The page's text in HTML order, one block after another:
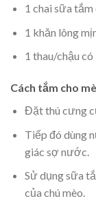
1 chai sữa tắm
1 khăn lông
1 thau/chậu
Cách tắm cho
Đặt thú cưng
Tiếp đó dùng
giác sợ nước.
Sử dụng sữa
của chú mèo.